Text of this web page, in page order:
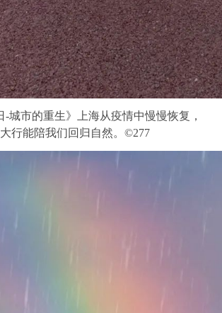
-城市的重生》上海从疫情中慢慢恢复，
行能陪我们回归自然。©277